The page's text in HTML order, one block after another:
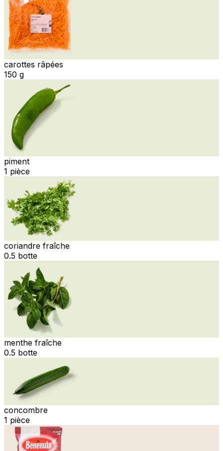
carottes râpées
150 g
piment
1 pièce
coriandre fraîche
0.5 botte
menthe fraîche
0.5 botte
concombre
1 pièce